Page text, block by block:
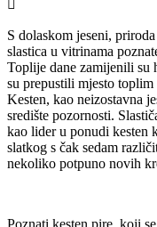
S dolaskom jeseni,
slastica u vitrinama
Toplije dane zamijenili su
su prepustili mjesto
Kesten, kao neizostavna
središte pozornosti.
kao lider u ponudi kesten
slatkog s čak sedam
nekoliko potpuno novih
Poznati kesten pire, koji